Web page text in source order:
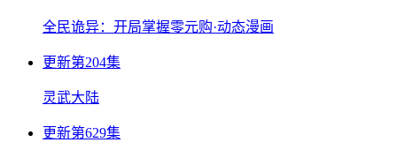
全民诡异：开局掌握零元购·动态漫画
更新第204集
灵武大陆
更新第629集